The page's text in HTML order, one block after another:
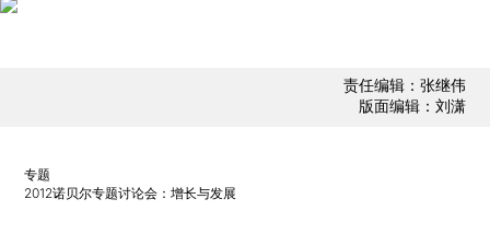
责任编辑：张继伟
版面编辑：刘潇
专题
2012诺贝尔专题讨论会：增长与发展